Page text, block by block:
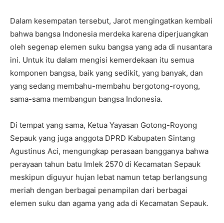
Dalam kesempatan tersebut, Jarot mengingatkan kembali
bahwa bangsa Indonesia merdeka karena diperjuangkan
oleh segenap elemen suku bangsa yang ada di nusantara
ini. Untuk itu dalam mengisi kemerdekaan itu semua
komponen bangsa, baik yang sedikit, yang banyak, dan
yang sedang membahu-membahu bergotong-royong,
sama-sama membangun bangsa Indonesia.
Di tempat yang sama, Ketua Yayasan Gotong-Royong
Sepauk yang juga anggota DPRD Kabupaten Sintang
Agustinus Aci, mengungkap perasaan bangganya bahwa
perayaan tahun batu Imlek 2570 di Kecamatan Sepauk
meskipun diguyur hujan lebat namun tetap berlangsung
meriah dengan berbagai penampilan dari berbagai
elemen suku dan agama yang ada di Kecamatan Sepauk.